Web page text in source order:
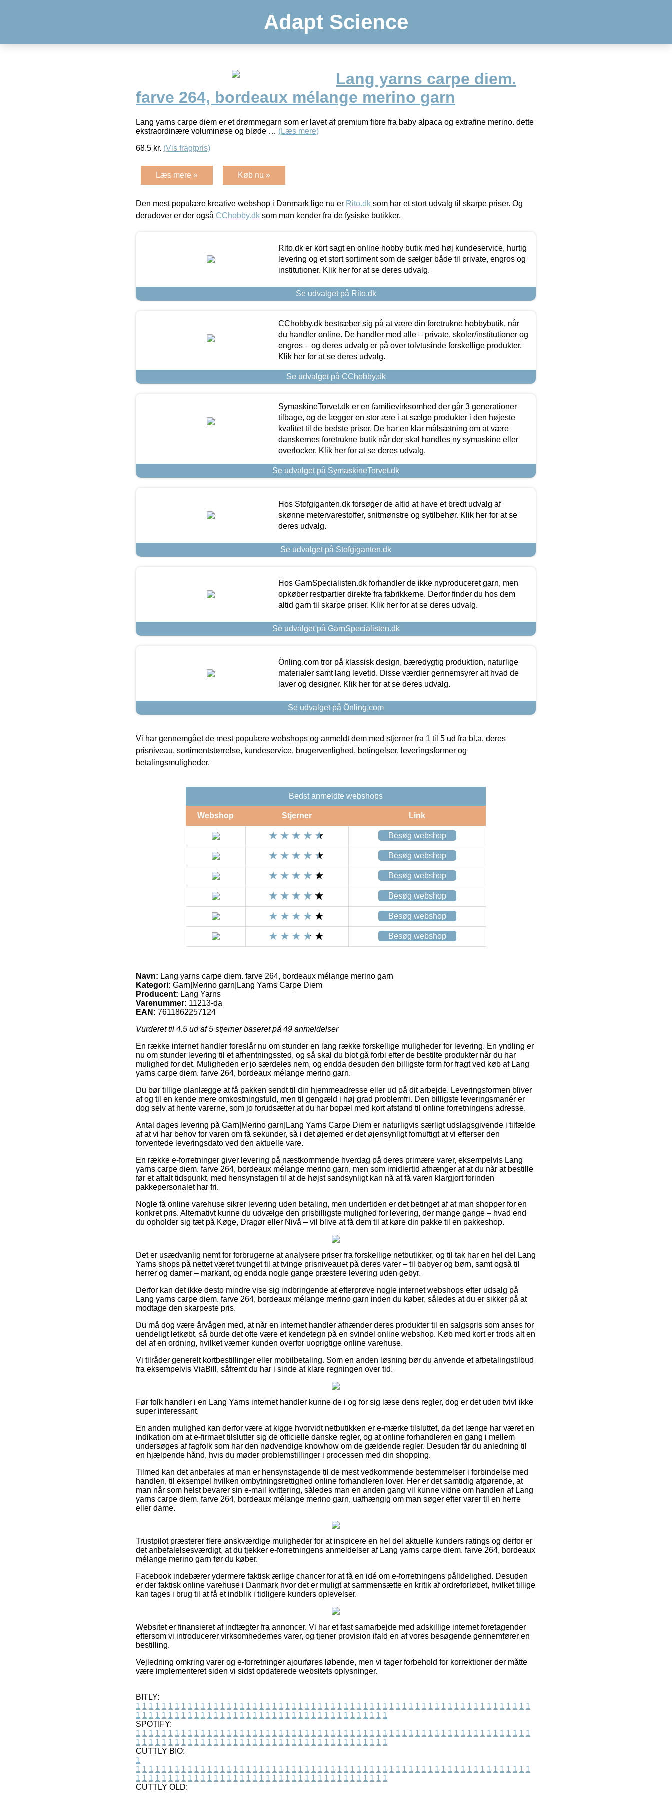
Adapt Science
Lang yarns carpe diem.
farve 264, bordeaux mélange merino garn
Lang yarns carpe diem er et drømmegarn som er lavet af premium fibre fra baby alpaca og extrafine merino. dette
ekstraordinære voluminøse og bløde … (Læs mere)
68.5 kr. (Vis fragtpris)
Læs mere » Køb nu »
Den mest populære kreative webshop i Danmark lige nu er Rito.dk som har et stort udvalg til skarpe priser. Og
derudover er der også CChobby.dk som man kender fra de fysiske butikker.
Rito.dk er kort sagt en online hobby butik med høj kundeservice, hurtig
levering og et stort sortiment som de sælger både til private, engros og
institutioner. Klik her for at se deres udvalg.
Se udvalget på Rito.dk
CChobby.dk bestræber sig på at være din foretrukne hobbybutik, når
du handler online. De handler med alle – private, skoler/institutioner og
engros – og deres udvalg er på over tolvtusinde forskellige produkter.
Klik her for at se deres udvalg.
Se udvalget på CChobby.dk
SymaskineTorvet.dk er en familievirksomhed der går 3 generationer
tilbage, og de lægger en stor ære i at sælge produkter i den højeste
kvalitet til de bedste priser. De har en klar målsætning om at være
danskernes foretrukne butik når der skal handles ny symaskine eller
overlocker. Klik her for at se deres udvalg.
Se udvalget på SymaskineTorvet.dk
Hos Stofgiganten.dk forsøger de altid at have et bredt udvalg af
skønne metervarestoffer, snitmønstre og sytilbehør. Klik her for at se
deres udvalg.
Se udvalget på Stofgiganten.dk
Hos GarnSpecialisten.dk forhandler de ikke nyproduceret garn, men
opkøber restpartier direkte fra fabrikkerne. Derfor finder du hos dem
altid garn til skarpe priser. Klik her for at se deres udvalg.
Se udvalget på GarnSpecialisten.dk
Önling.com tror på klassisk design, bæredygtig produktion, naturlige
materialer samt lang levetid. Disse værdier gennemsyrer alt hvad de
laver og designer. Klik her for at se deres udvalg.
Se udvalget på Önling.com
Vi har gennemgået de mest populære webshops og anmeldt dem med stjerner fra 1 til 5 ud fra bl.a. deres
prisniveau, sortimentstørrelse, kundeservice, brugervenlighed, betingelser, leveringsformer og
betalingsmuligheder.
Bedst anmeldte webshops
Webshop Stjerner Link
Besøg webshop
Besøg webshop
Besøg webshop
Besøg webshop
Besøg webshop
Besøg webshop
Navn: Lang yarns carpe diem. farve 264, bordeaux mélange merino garn
Kategori: Garn|Merino garn|Lang Yarns Carpe Diem
Producent: Lang Yarns
Varenummer: 11213-da
EAN: 7611862257124
Vurderet til 4.5 ud af 5 stjerner baseret på 49 anmeldelser
En række internet handler foreslår nu om stunder en lang række forskellige muligheder for levering. En yndling er
nu om stunder levering til et afhentningssted, og så skal du blot gå forbi efter de bestilte produkter når du har
mulighed for det. Muligheden er jo særdeles nem, og endda desuden den billigste form for fragt ved køb af Lang
yarns carpe diem. farve 264, bordeaux mélange merino garn.
Du bør tillige planlægge at få pakken sendt til din hjemmeadresse eller ud på dit arbejde. Leveringsformen bliver
af og til en kende mere omkostningsfuld, men til gengæld i høj grad problemfri. Den billigste leveringsmanér er
dog selv at hente varerne, som jo forudsætter at du har bopæl med kort afstand til online forretningens adresse.
Antal dages levering på Garn|Merino garn|Lang Yarns Carpe Diem er naturligvis særligt udslagsgivende i tilfælde
af at vi har behov for varen om få sekunder, så i det øjemed er det øjensynligt fornuftigt at vi efterser den
forventede leveringsdato ved den aktuelle vare.
En række e-forretninger giver levering på næstkommende hverdag på deres primære varer, eksempelvis Lang
yarns carpe diem. farve 264, bordeaux mélange merino garn, men som imidlertid afhænger af at du når at bestille
før et aftalt tidspunkt, med hensynstagen til at de højst sandsynligt kan nå at få varen klargjort forinden
pakkepersonalet har fri.
Nogle få online varehuse sikrer levering uden betaling, men undertiden er det betinget af at man shopper for en
konkret pris. Alternativt kunne du udvælge den prisbilligste mulighed for levering, der mange gange – hvad end
du opholder sig tæt på Køge, Dragør eller Nivå – vil blive at få dem til at køre din pakke til en pakkeshop.
Det er usædvanlig nemt for forbrugerne at analysere priser fra forskellige netbutikker, og til tak har en hel del Lang
Yarns shops på nettet været tvunget til at tvinge prisniveauet på deres varer – til babyer og børn, samt også til
herrer og damer – markant, og endda nogle gange præstere levering uden gebyr.
Derfor kan det ikke desto mindre vise sig indbringende at efterprøve nogle internet webshops efter udsalg på
Lang yarns carpe diem. farve 264, bordeaux mélange merino garn inden du køber, således at du er sikker på at
modtage den skarpeste pris.
Du må dog være årvågen med, at når en internet handler afhænder deres produkter til en salgspris som anses for
uendeligt letkøbt, så burde det ofte være et kendetegn på en svindel online webshop. Køb med kort er trods alt en
del af en ordning, hvilket værner kunden overfor uoprigtige online varehuse.
Vi tilråder generelt kortbestillinger eller mobilbetaling. Som en anden løsning bør du anvende et afbetalingstilbud
fra eksempelvis ViaBill, såfremt du har i sinde at klare regningen over tid.
Før folk handler i en Lang Yarns internet handler kunne de i og for sig læse dens regler, dog er det uden tvivl ikke
super interessant.
En anden mulighed kan derfor være at kigge hvorvidt netbutikken er e-mærke tilsluttet, da det længe har været en
indikation om at e-firmaet tilslutter sig de officielle danske regler, og at online forhandleren en gang i mellem
undersøges af fagfolk som har den nødvendige knowhow om de gældende regler. Desuden får du anledning til
en hjælpende hånd, hvis du møder problemstillinger i processen med din shopping.
Tilmed kan det anbefales at man er hensynstagende til de mest vedkommende bestemmelser i forbindelse med
handlen, til eksempel hvilken ombytningsrettighed online forhandleren lover. Her er det samtidig afgørende, at
man når som helst bevarer sin e-mail kvittering, således man en anden gang vil kunne vidne om handlen af Lang
yarns carpe diem. farve 264, bordeaux mélange merino garn, uafhængig om man søger efter varer til en herre
eller dame.
Trustpilot præsterer flere ønskværdige muligheder for at inspicere en hel del aktuelle kunders ratings og derfor er
det anbefalelsesværdigt, at du tjekker e-forretningens anmeldelser af Lang yarns carpe diem. farve 264, bordeaux
mélange merino garn før du køber.
Facebook indebærer ydermere faktisk ærlige chancer for at få en idé om e-forretningens pålidelighed. Desuden
er der faktisk online varehuse i Danmark hvor det er muligt at sammensætte en kritik af ordreforløbet, hvilket tillige
kan tages i brug til at få et indblik i tidligere kunders oplevelser.
Websitet er finansieret af indtægter fra annoncer. Vi har et fast samarbejde med adskillige internet foretagender
eftersom vi introducerer virksomhedernes varer, og tjener provision ifald en af vores besøgende gennemfører en
bestilling.
Vejledning omkring varer og e-forretninger ajourføres løbende, men vi tager forbehold for korrektioner der måtte
være implementeret siden vi sidst opdaterede websitets oplysninger.
BITLY:
1 1 1 1 1 1 1 1 1 1 1 1 1 1 1 1 1 1 1 1 1 1 1 1 1 1 1 1 1 1 1 1 1 1 1 1 1 1 1 1 1 1 1 1 1 1 1 1 1 1 1 1 1 1 1 1 1 1 1 1 1
1 1 1 1 1 1 1 1 1 1 1 1 1 1 1 1 1 1 1 1 1 1 1 1 1 1 1 1 1 1 1 1 1 1 1 1 1 1 1
SPOTIFY:
1 1 1 1 1 1 1 1 1 1 1 1 1 1 1 1 1 1 1 1 1 1 1 1 1 1 1 1 1 1 1 1 1 1 1 1 1 1 1 1 1 1 1 1 1 1 1 1 1 1 1 1 1 1 1 1 1 1 1 1 1
1 1 1 1 1 1 1 1 1 1 1 1 1 1 1 1 1 1 1 1 1 1 1 1 1 1 1 1 1 1 1 1 1 1 1 1 1 1 1
CUTTLY BIO:
1
1 1 1 1 1 1 1 1 1 1 1 1 1 1 1 1 1 1 1 1 1 1 1 1 1 1 1 1 1 1 1 1 1 1 1 1 1 1 1 1 1 1 1 1 1 1 1 1 1 1 1 1 1 1 1 1 1 1 1 1 1
1 1 1 1 1 1 1 1 1 1 1 1 1 1 1 1 1 1 1 1 1 1 1 1 1 1 1 1 1 1 1 1 1 1 1 1 1 1 1
CUTTLY OLD: